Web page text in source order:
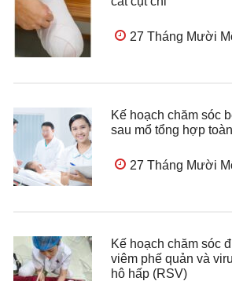
27 Tháng Mười
Kế hoạch chăm sóc
sau mổ tổng hợp
27 Tháng Mười
Kế hoạch chăm sóc
viêm phế quản và
hô hấp (RSV)